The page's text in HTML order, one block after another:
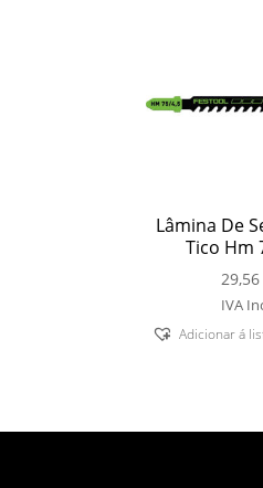
Lâmina De
Tico Hm
IVA
Adicionar á